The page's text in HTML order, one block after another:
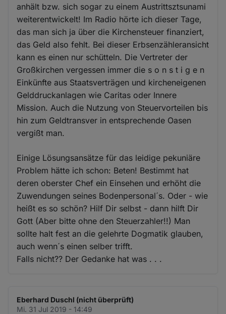
anhält bzw. sich sogar zu einem Austrittsztsunami
weiterentwickelt! Im Radio hörte ich dieser Tage,
das man sich ja über die Kirchensteuer finanziert,
das Geld also fehlt. Bei dieser Erbsenzähleransicht
kann es einen nur schütteln. Die Vertreter der
Großkirchen vergessen immer die s o n s t i g e n
Einkünfte aus Staatsverträgen und kircheneigenen
Gelddruckanlagen wie Caritas oder Innere
Mission. Auch die Nutzung von Steuervorteilen bis
hin zum Geldtransver in entsprechende Oasen
vergißt man.
Einige Lösungsansätze für das leidige pekuniäre
Problem hätte ich schon: Beten! Bestimmt hat
deren oberster Chef ein Einsehen und erhöht die
Zuwendungen seines Bodenpersonal´s. Oder - wie
heißt es so schön? Hilf Dir selbst - dann hilft Dir
Gott (Aber bitte ohne den Steuerzahler!!) Man
sollte halt fest an die gelehrte Dogmatik glauben,
auch wenn´s einen selber trifft.
Falls nicht?? Der Gedanke hat was . . .
Eberhard Duschl (nicht überprüft)
Mi. 31 Jul 2019 - 14:49